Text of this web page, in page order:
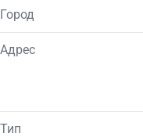
Город
Адрес
Тип